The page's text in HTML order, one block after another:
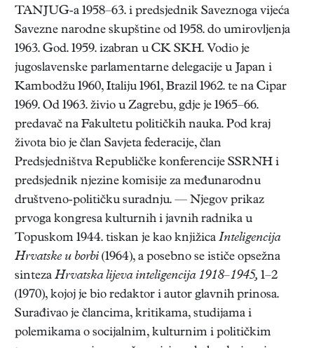
TANJUG-a 1958–63. i predsjednik Saveznoga vijeća
Savezne narodne skupštine od 1958. do umirovljenja
1963. God. 1959. izabran u CK SKH. Vodio je
jugoslavenske parlamentarne delegacije u Japan i
Kambodžu 1960, Italiju 1961, Brazil 1962. te na Cipar
1969. Od 1963. živio u Zagrebu, gdje je 1965–66.
predavač na Fakultetu političkih nauka. Pod kraj
života bio je član Savjeta federacije, član
Predsjedništva Republičke konferencije SSRNH i
predsjednik njezine komisije za međunarodnu
društveno-političku suradnju. — Njegov prikaz
prvoga kongresa kulturnih i javnih radnika u
Topuskom 1944. tiskan je kao knjižica Inteligencija
Hrvatske u borbi (1964), a posebno se ističe opsežna
sinteza Hrvatska lijeva inteligencija 1918–1945, 1–2
(1970), kojoj je bio redaktor i autor glavnih prinosa.
Surađivao je člancima, kritikama, studijama i
polemikama o socijalnim, kulturnim i političkim